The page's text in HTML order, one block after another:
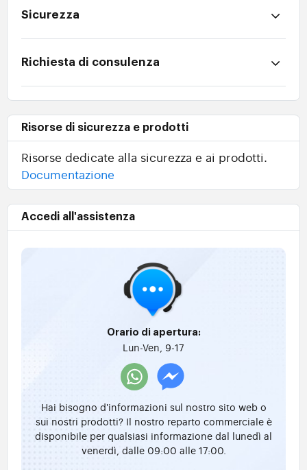
Sicurezza
Richiesta di consulenza
Risorse di sicurezza e prodotti
Risorse dedicate alla sicurezza e ai prodotti.
Documentazione
Accedi all'assistenza
Orario di apertura:
Lun-Ven, 9-17
Hai bisogno d'informazioni sul nostro sito web o
sui nostri prodotti? Il nostro reparto commerciale è
disponibile per qualsiasi informazione dal lunedì al
venerdì, dalle 09:00 alle 17:00.